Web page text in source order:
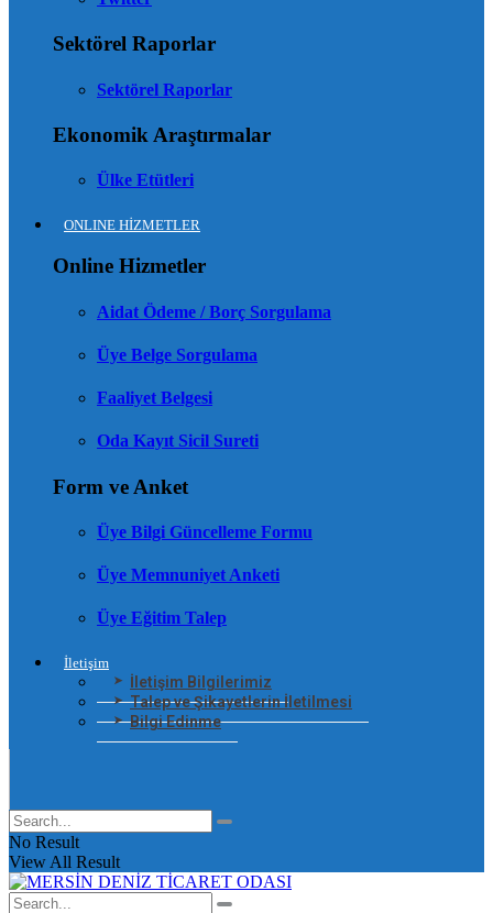
Sektörel Raporlar
Sektörel Raporlar
Ekonomik Araştırmalar
Ülke Etütleri
ONLINE HİZMETLER
Online Hizmetler
Aidat Ödeme / Borç Sorgulama
Üye Belge Sorgulama
Faaliyet Belgesi
Oda Kayıt Sicil Sureti
Form ve Anket
Üye Bilgi Güncelleme Formu
Üye Memnuniyet Anketi
Üye Eğitim Talep
İletişim
İletişim Bilgilerimiz
Talep ve Şikayetlerin İletilmesi
Bilgi Edinme
No Result
View All Result